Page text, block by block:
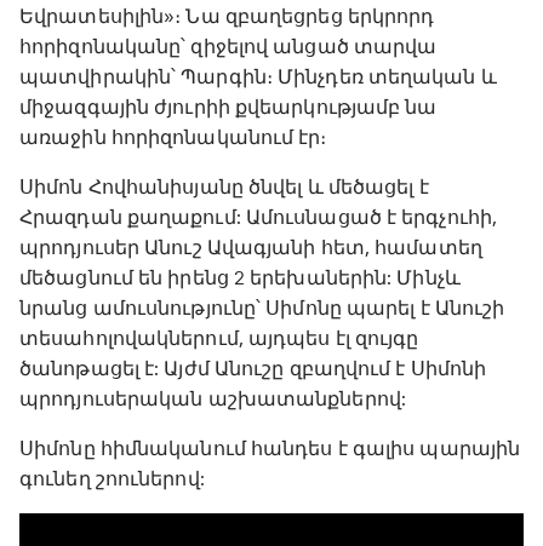
Եվրատեսիլին»։ Նա զբաղեցրեց երկրորդ
հորիզոնականը՝ զիջելով անցած տարվա
պատվիրակին՝ Պարգին։ Մինչդեռ տեղական և
միջազգային ժյուրիի քվեարկությամբ նա
առաջին հորիզոնականում էր։
Սիմոն Հովհանիսյանը ծնվել և մեծացել է
Հրազդան քաղաքում: Ամուսնացած է երգչուհի,
պրոդյուսեր Անուշ Ավագյանի հետ, համատեղ
մեծացնում են իրենց 2 երեխաներին: Մինչև
նրանց ամուսնությունը՝ Սիմոնը պարել է Անուշի
տեսահոլովակներում, այդպես էլ զույգը
ծանոթացել է: Այժմ Անուշը զբաղվում է Սիմոնի
պրոդյուսերական աշխատանքներով:
Սիմոնը հիմնականում հանդես է գալիս պարային
գունեղ շոուներով: